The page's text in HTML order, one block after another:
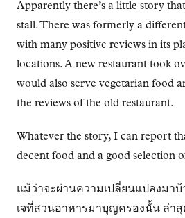
Apparently there’s a little story
stall. There was formerly a
with many positive reviews in its
locations. A new restaurant took
would also serve vegetarian food
the reviews of the old restaurant.
Whatever the story, I can report
decent food and a good selection
แม้ว่าจะผ่านความเปลี่ยนแปลงมาบ้
เจที่สวนอาหารมาบุญครองนั้น ล่า